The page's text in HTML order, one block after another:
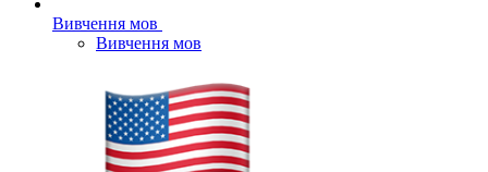
Вивчення мов
Вивчення мов